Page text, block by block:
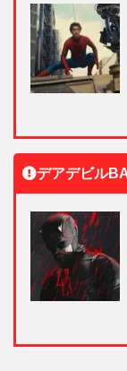
デアデビル